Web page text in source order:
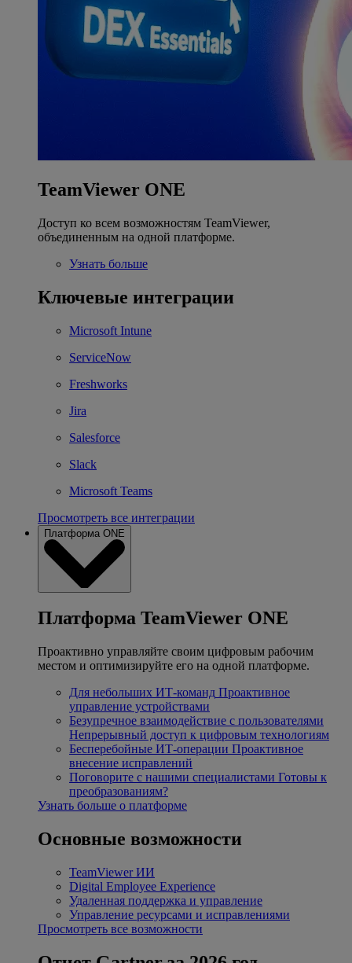
TeamViewer ONE
Доступ ко всем возможностям TeamViewer,
объединенным на одной платформе.
Узнать больше
Ключевые интеграции
Microsoft Intune
ServiceNow
Freshworks
Jira
Salesforce
Slack
Microsoft Teams
Просмотреть все интеграции
Платформа ONE
Платформа TeamViewer ONE
Проактивно управляйте своим цифровым рабочим
местом и оптимизируйте его на одной платформе.
Для небольших ИТ-команд Проактивное
управление устройствами
Безупречное взаимодействие с пользователями
Непрерывный доступ к цифровым технологиям
Бесперебойные ИТ-операции Проактивное
внесение исправлений
Поговорите с нашими специалистами Готовы к
преобразованиям?
Узнать больше о платформе
Основные возможности
TeamViewer ИИ
Digital Employee Experience
Удаленная поддержка и управление
Управление ресурсами и исправлениями
Просмотреть все возможности